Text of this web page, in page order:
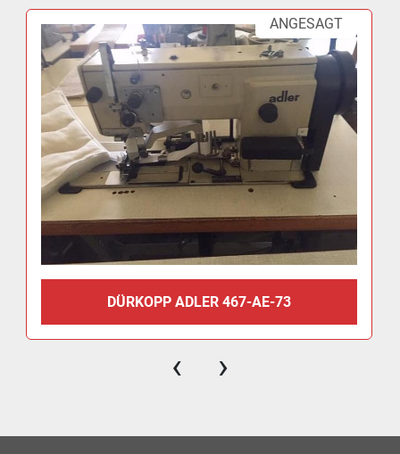
ANGESAGT
DÜRKOPP ADLER 467-AE-73
‹ ›